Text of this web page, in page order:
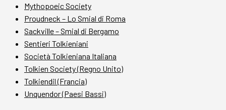
Mythopoeic Society
Proudneck – Lo Smial di Roma
Sackville – Smial di Bergamo
Sentieri Tolkieniani
Società Tolkieniana Italiana
Tolkien Society (Regno Unito)
Tolkiendil (Francia)
Unquendor (Paesi Bassi)